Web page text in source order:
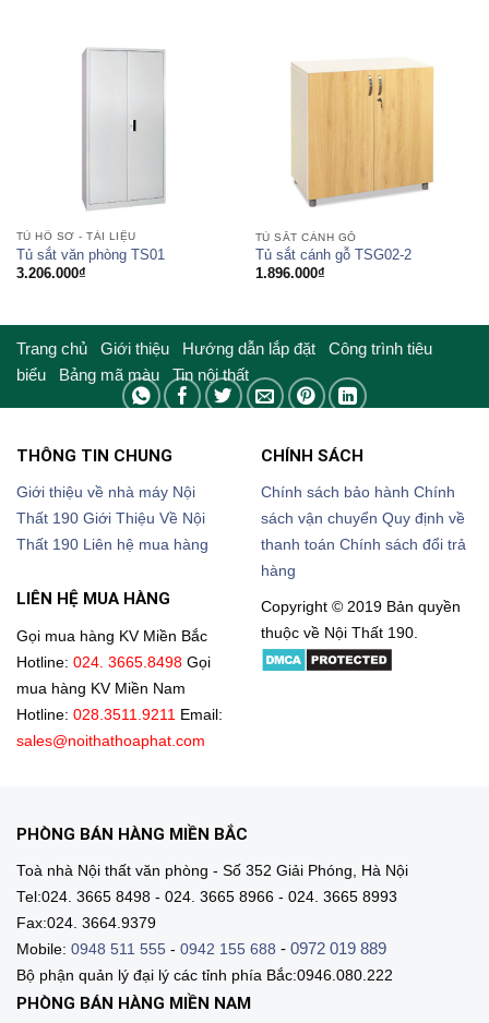
TỦ HỒ SƠ - TÀI LIỆU
Tủ sắt văn phòng TS01
3.206.000₫
TỦ SẮT CÁNH GỖ
Tủ sắt cánh gỗ TSG02-2
1.896.000₫
Trang chủ Giới thiệu Hướng dẫn lắp đặt Công trình tiêu
biểu
Bảng mã màu Tin nội thất
THÔNG TIN CHUNG
Giới thiệu về nhà máy Nội
Thất 190 Giới Thiệu Về Nội
Thất 190 Liên hệ mua hàng
CHÍNH SÁCH
Chính sách bảo hành Chính
sách vận chuyển Quy định về
thanh toán Chính sách đổi trả
hàng
LIÊN HỆ MUA HÀNG
Gọi mua hàng KV Miền Bắc
Hotline: 024. 3665.8498 Gọi
mua hàng KV Miền Nam
Hotline: 028.3511.9211
Email:
sales@noithathoaphat.com
Copyright © 2019 Bản quyền
thuộc về Nội Thất 190.
PHÒNG BÁN HÀNG MIỀN BẮC
Toà nhà Nội thất văn phòng - Số 352 Giải Phóng, Hà Nội
Tel:024. 3665 8498 - 024. 3665 8966 - 024. 3665 8993
Fax:024. 3664.9379
Mobile: 0948 511 555 - 0942 155 688 - 0972 019 889
Bộ phận quản lý đại lý các tỉnh phía Bắc:0946.080.222
PHÒNG BÁN HÀNG MIỀN NAM